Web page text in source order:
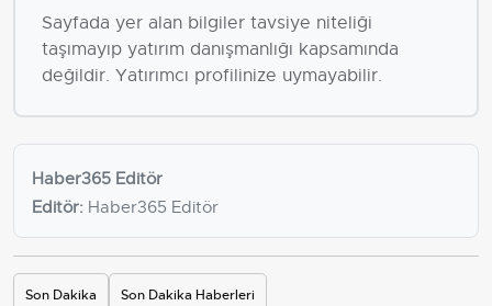
Sayfada yer alan bilgiler tavsiye niteliği
taşımayıp yatırım danışmanlığı kapsamında
değildir. Yatırımcı profilinize uymayabilir.
Haber365 Editör
Editör: Haber365 Editör
Son Dakika Son Dakika Haberleri